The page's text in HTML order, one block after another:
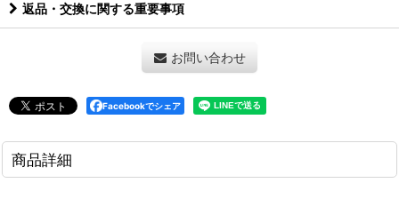
返品・交換に関する重要事項
お問い合わせ
Facebookでシェア
商品詳細